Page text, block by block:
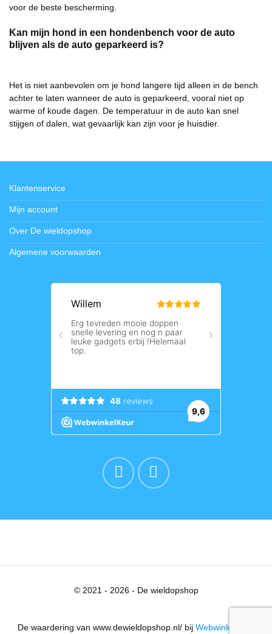
voor de beste bescherming.
Kan mijn hond in een hondenbench voor de auto
blijven als de auto geparkeerd is?
Het is niet aanbevolen om je hond langere tijd alleen in de bench
achter te laten wanneer de auto is geparkeerd, vooral niet op
warme of koude dagen. De temperatuur in de auto kan snel
stijgen of dalen, wat gevaarlijk kan zijn voor je huisdier.
Klantenservice
Mijn account
Over De wieldopshop
Algemene voorwaarden
© 2021 - 2026 - De wieldopshop
De waardering van www.dewieldopshop.nl/ bij WebwinkelKeur